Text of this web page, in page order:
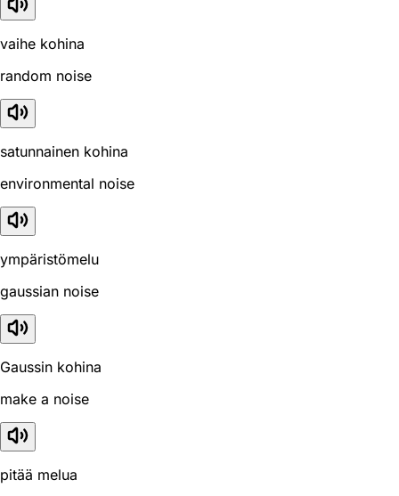
vaihe kohina
random noise
satunnainen kohina
environmental noise
ympäristömelu
gaussian noise
Gaussin kohina
make a noise
pitää melua